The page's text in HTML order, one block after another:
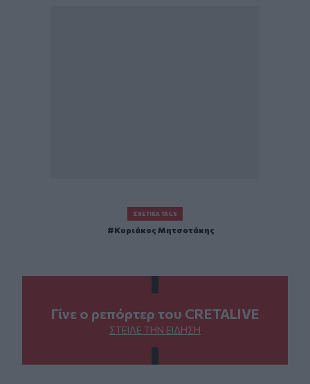
ΣΧΕΤΙΚΆ TAGS
Κυριάκος Μητσοτάκης
Γίνε ο ρεπόρτερ του CRETALIVE
ΣΤΕΊΛΕ ΤΗΝ ΕΊΔΗΣΗ